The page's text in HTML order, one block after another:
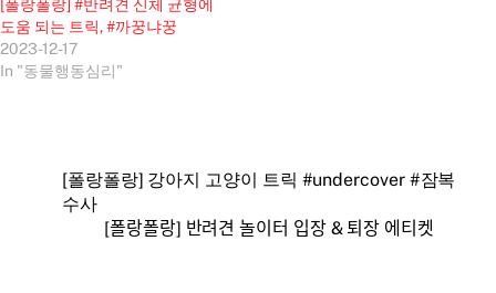
[폴랑폴랑] #반려견 신체 균형에
도움 되는 트릭, #까꿍냐꿍
2023-12-17
In "동물행동심리"
[폴랑폴랑] 강아지 고양이 트릭 #undercover #잠복
수사
[폴랑폴랑] 반려견 놀이터 입장 & 퇴장 에티켓